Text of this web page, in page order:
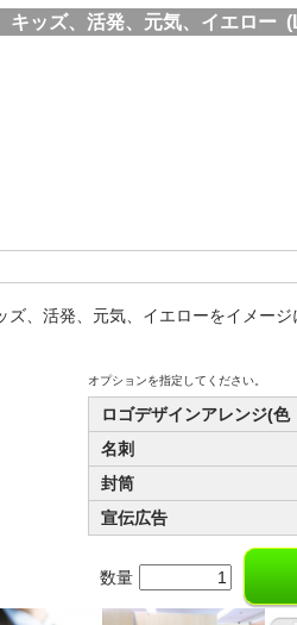
キッズ、活発、元気、イエロー
ズ、活発、元気、イエローをイメー
オプションを指定してください。
ロゴデザインアレンジ(
名刺
封筒
宣伝広告
数量